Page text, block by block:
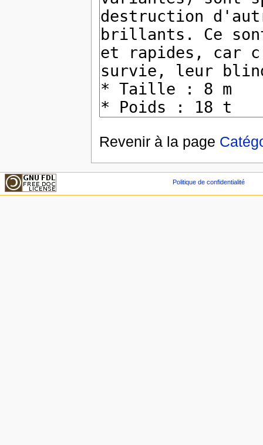
Revenir à la page
Politique de confidentialité